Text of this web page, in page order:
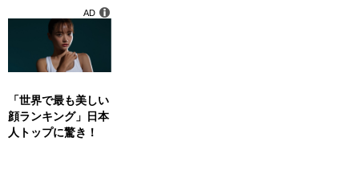
「世界で最も美しい
顔ランキング」日本
人トップに驚き！
AD